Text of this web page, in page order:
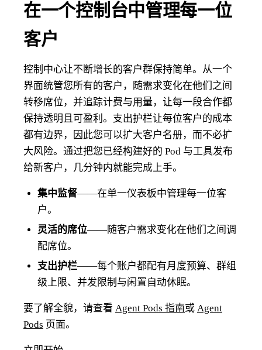
在一个控制台中管理每一位
客户
控制中心让不断增长的客户群保持简单。从一个
界面统管您所有的客户，随需求变化在他们之间
转移席位，并追踪计费与用量，让每一段合作都
保持透明且可盈利。支出护栏让每位客户的成本
都有边界，因此您可以扩大客户名册，而不必扩
大风险。通过把您已经构建好的 Pod 与工具发布
给新客户，几分钟内就能完成上手。
集中监督——在单一仪表板中管理每一位客
户。
灵活的席位——随客户需求变化在他们之间调
配席位。
支出护栏——每个账户都配有月度预算、群组
级上限、并发限制与闲置自动休眠。
要了解全貌，请查看 Agent Pods 指南或 Agent
Pods 页面。